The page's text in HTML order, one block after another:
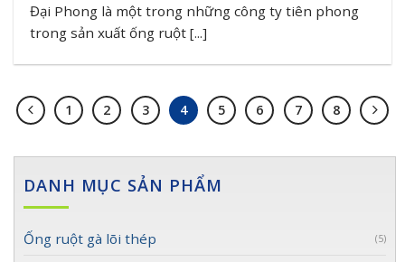
DANH MỤC SẢN PHẨM
Ống ruột gà lõi thép (5)
Đại Phong là một trong những công ty tiên phong
trong sản xuất ống ruột [...]
1 2 3 4 5 6 7 8